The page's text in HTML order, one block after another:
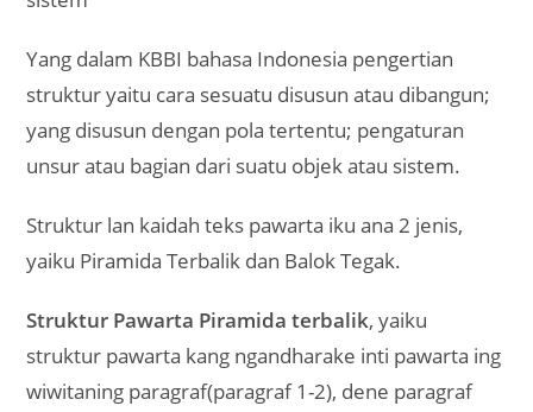
Yang dalam KBBI bahasa Indonesia pengertian
struktur yaitu cara sesuatu disusun atau dibangun;
yang disusun dengan pola tertentu; pengaturan
unsur atau bagian dari suatu objek atau sistem.
Struktur lan kaidah teks pawarta iku ana 2 jenis,
yaiku Piramida Terbalik dan Balok Tegak.
Struktur Pawarta Piramida terbalik, yaiku
struktur pawarta kang ngandharake inti pawarta ing
wiwitaning paragraf(paragraf 1-2), dene paragraf